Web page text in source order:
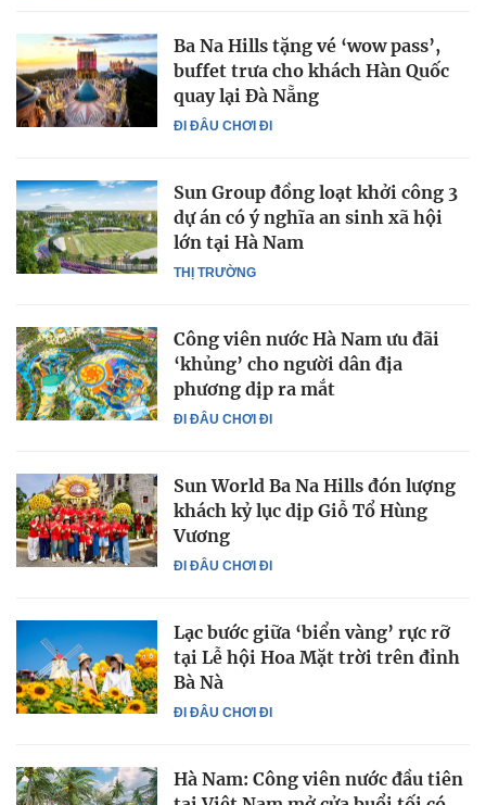
ĐI ĐÂU CHƠI ĐI
Ba Na Hills tặng vé ‘wow pass’,
buffet trưa cho khách Hàn Quốc
quay lại Đà Nẵng
THỊ TRƯỜNG
Sun Group đồng loạt khởi công 3
dự án có ý nghĩa an sinh xã hội
lớn tại Hà Nam
ĐI ĐÂU CHƠI ĐI
Công viên nước Hà Nam ưu đãi
‘khủng’ cho người dân địa
phương dịp ra mắt
ĐI ĐÂU CHƠI ĐI
Sun World Ba Na Hills đón lượng
khách kỷ lục dịp Giỗ Tổ Hùng
Vương
ĐI ĐÂU CHƠI ĐI
Lạc bước giữa ‘biển vàng’ rực rỡ
tại Lễ hội Hoa Mặt trời trên đỉnh
Bà Nà
Hà Nam: Công viên nước đầu tiên